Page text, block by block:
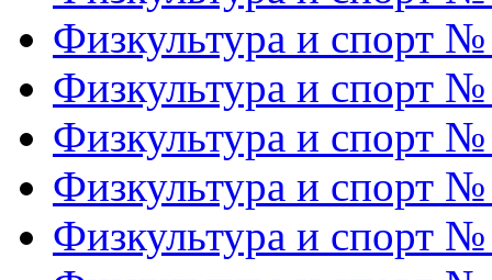
Физкультура и спорт
Физкультура и спорт
Физкультура и спорт
Физкультура и спорт
Физкультура и спорт